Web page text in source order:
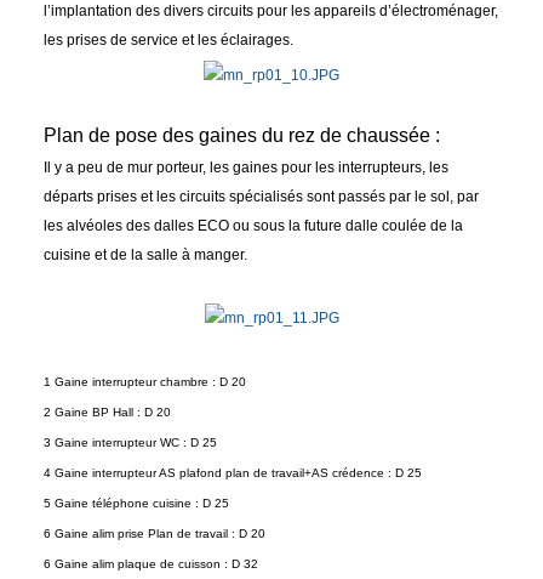
l’implantation des divers circuits pour les appareils d’électroménager,
les prises de service et les éclairages.
Plan de pose des gaines du rez de chaussée :
Il y a peu de mur porteur, les gaines pour les interrupteurs, les
départs prises et les circuits spécialisés sont passés par le sol, par
les alvéoles des dalles ECO ou sous la future dalle coulée de la
cuisine et de la salle à manger.
1 Gaine interrupteur chambre : D 20
2 Gaine BP Hall : D 20
3 Gaine interrupteur WC : D 25
4 Gaine interrupteur AS plafond plan de travail+AS crédence : D 25
5 Gaine téléphone cuisine : D 25
6 Gaine alim prise Plan de travail : D 20
6 Gaine alim plaque de cuisson : D 32